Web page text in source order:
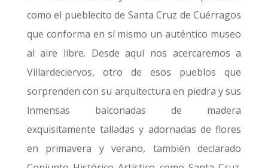
como el pueblecito de Santa Cruz de Cuérragos
que conforma en sí mismo un auténtico museo
al aire libre. Desde aquí nos acercaremos a
Villardeciervos, otro de esos pueblos que
sorprenden con su arquitectura en piedra y sus
inmensas balconadas de madera
exquisitamente talladas y adornadas de flores
en primavera y verano, también declarado